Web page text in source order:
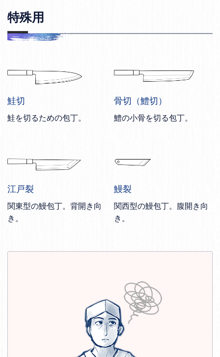
特殊用
鮭切
鮭を切るための包丁。
骨切（鱧切）
鱧の小骨を切る包丁。
江戸裂
関東型の鰻包丁。背開き向
き。
鰻裂
関西型の鰻包丁。腹開き向
き。